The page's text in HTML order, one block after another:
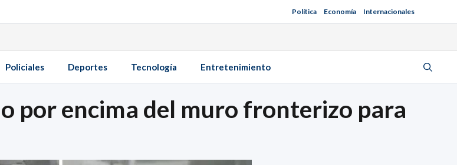
Política Economía Internacionales
Policiales Deportes Tecnología Entretenimiento
por encima del muro fronterizo para